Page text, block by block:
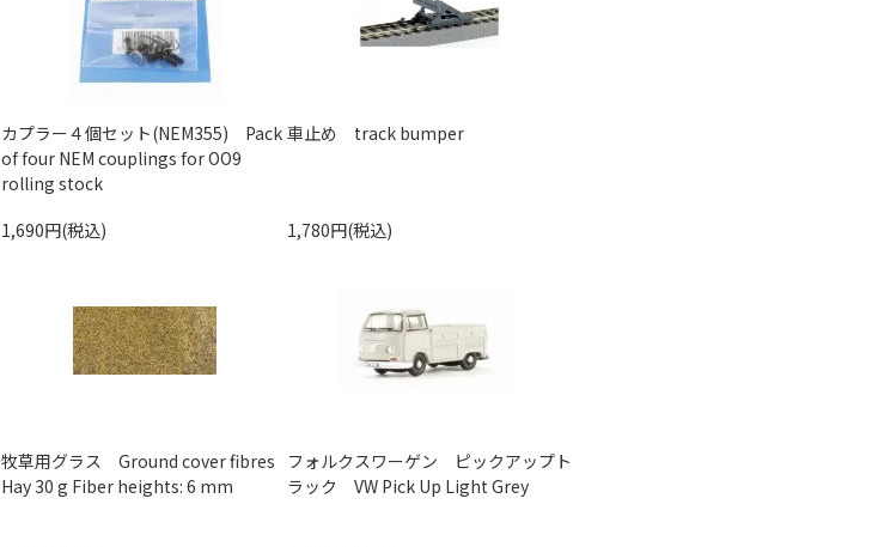
カプラー４個セット(NEM355) Pack
of four NEM couplings for OO9
rolling stock
1,690円(税込)
車止め track bumper
1,780円(税込)
牧草用グラス Ground cover fibres
Hay 30 g Fiber heights: 6 mm
フォルクスワーゲン ピックアップト
ラック VW Pick Up Light Grey